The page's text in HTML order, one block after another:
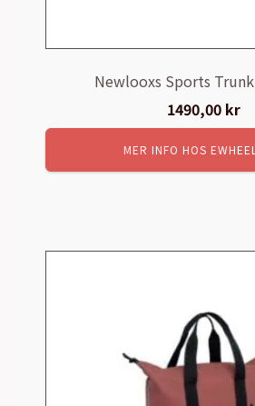
Newlooxs Sports
1490,00 kr
MER INFO HOS